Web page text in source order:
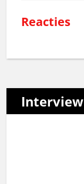
Reacties
Interview